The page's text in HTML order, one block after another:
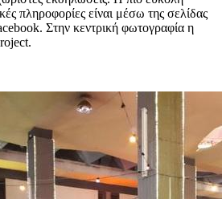
πληροφορίες είναι μέσω της σελίδας
Στην κεντρική φωτογραφία η